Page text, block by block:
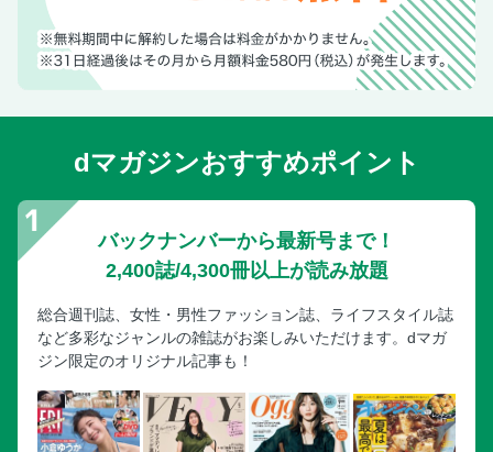
dマガジンおすすめポイント
バックナンバーから最新号まで！
2,400誌/4,300冊以上が読み放題
総合週刊誌、女性・男性ファッション誌、ライフスタイル誌
など多彩なジャンルの雑誌がお楽しみいただけます。dマガ
ジン限定のオリジナル記事も！